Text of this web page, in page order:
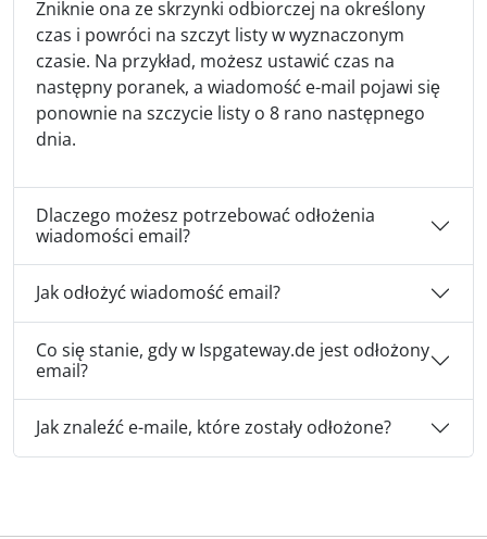
Zniknie ona ze skrzynki odbiorczej na określony
czas i powróci na szczyt listy w wyznaczonym
czasie. Na przykład, możesz ustawić czas na
następny poranek, a wiadomość e-mail pojawi się
ponownie na szczycie listy o 8 rano następnego
dnia.
Dlaczego możesz potrzebować odłożenia
wiadomości email?
Jak odłożyć wiadomość email?
Co się stanie, gdy w Ispgateway.de jest odłożony
email?
Jak znaleźć e-maile, które zostały odłożone?